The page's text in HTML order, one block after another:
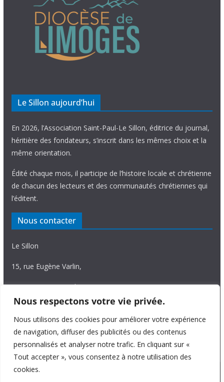
Nous respectons votre vie privée.
Nous utilisons des cookies pour améliorer votre expérience
de navigation, diffuser des publicités ou des contenus
personnalisés et analyser notre trafic. En cliquant sur «
Tout accepter », vous consentez à notre utilisation des
cookies.
Le Sillon aujourd’hui
En 2026, l’Association Saint-Paul-Le Sillon, éditrice du journal,
héritière des fondateurs, s’inscrit dans les mêmes choix et la
même orientation.
Édité chaque mois, il participe de l’histoire locale et chrétienne
de chacun des lecteurs et des communautés chrétiennes qui
l’éditent.
Nous contacter
Le Sillon
15, rue Eugène Varlin,
87036 Limoges Cedex.
Tél. 05 55 06 14 15
Nous écrire